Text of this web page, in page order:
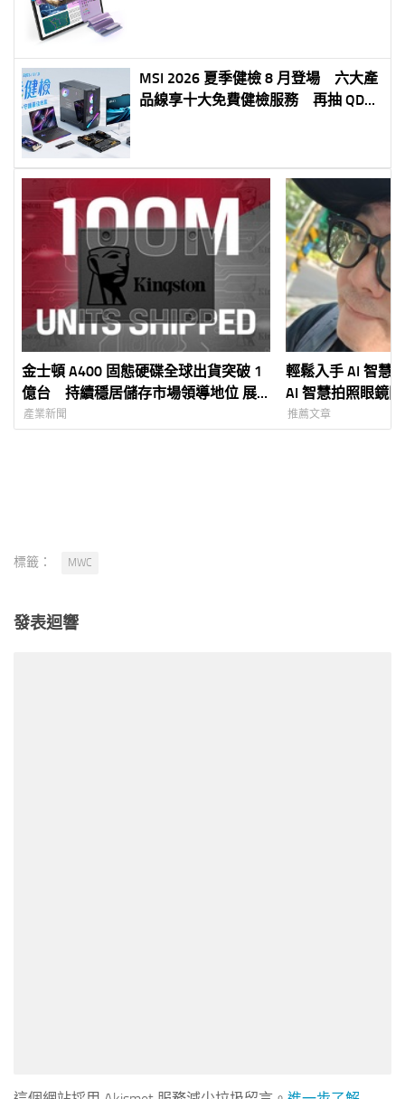
MSI 2026 夏季健檢 8 月登場 六大產
品線享十大免費健檢服務 再抽 QD-
金士頓 A400 固態硬碟全球出貨突破 1
億台 持續穩居儲存市場領導地位 展
現品牌技術實力與市場信賴
產業新聞
輕鬆入手 AI 智慧
AI 智慧拍照眼鏡
推薦文章
標籤： MWC
發表迴響